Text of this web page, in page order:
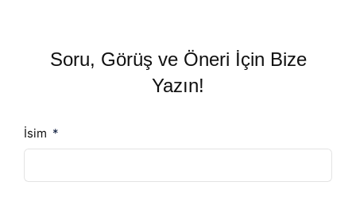
Soru, Görüş ve Öneri İçin Bize
Yazın!
İsim